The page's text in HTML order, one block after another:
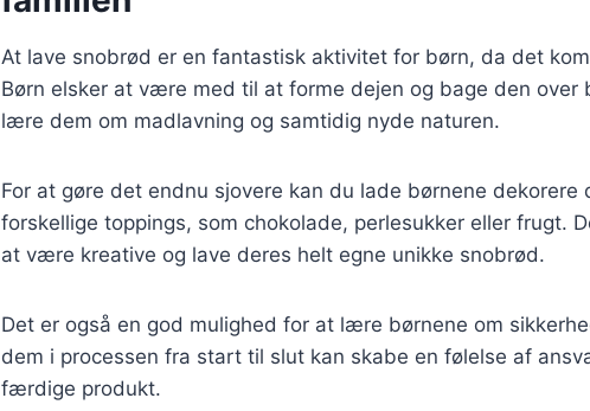
At lave snobrød er en fantastisk aktivitet for børn, da det
Børn elsker at være med til at forme dejen og bage den over
lære dem om madlavning og samtidig nyde naturen.
For at gøre det endnu sjovere kan du lade børnene dekorere
forskellige toppings, som chokolade, perlesukker eller frugt.
at være kreative og lave deres helt egne unikke snobrød.
Det er også en god mulighed for at lære børnene om
dem i processen fra start til slut kan skabe en følelse af
færdige produkt.